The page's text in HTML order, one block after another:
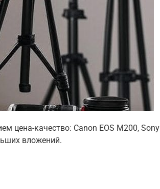
цена-качество: Canon EOS M200, Sony
вложений.